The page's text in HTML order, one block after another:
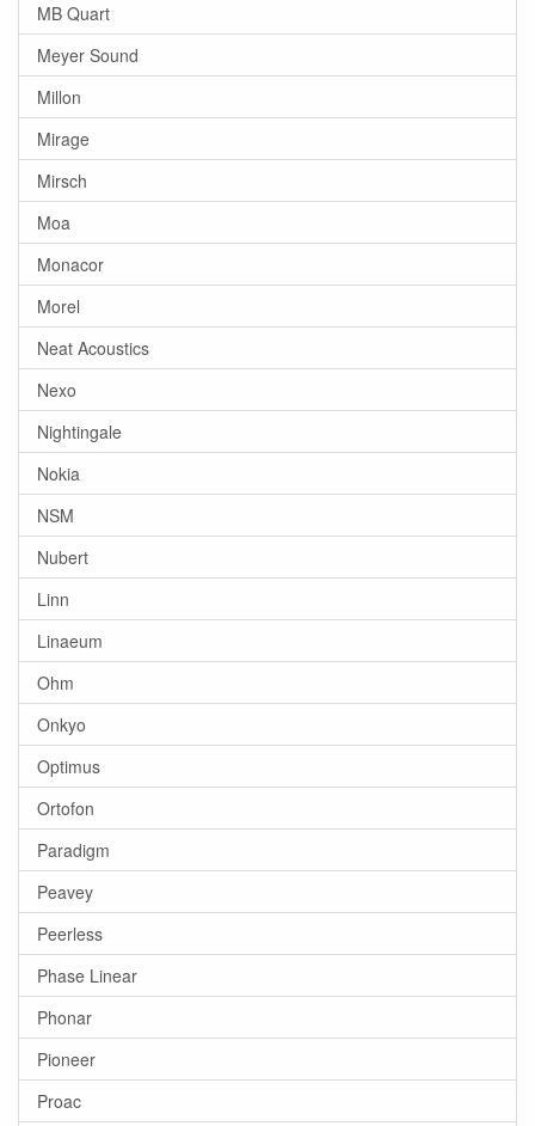
MB Quart
Meyer Sound
Millon
Mirage
Mirsch
Moa
Monacor
Morel
Neat Acoustics
Nexo
Nightingale
Nokia
NSM
Nubert
Linn
Linaeum
Ohm
Onkyo
Optimus
Ortofon
Paradigm
Peavey
Peerless
Phase Linear
Phonar
Pioneer
Proac